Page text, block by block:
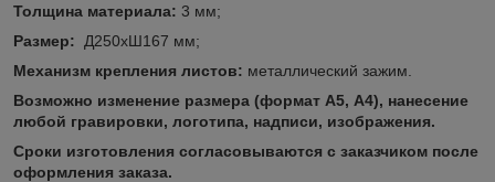
Толщина материала: 3 мм;
Размер:
Д250хШ167 мм;
Механизм крепления листов: металлический зажим.
Возможно изменение размера (формат А5, А4), нанесение
любой гравировки, логотипа, надписи, изображения.
Сроки изготовления согласовываются с заказчиком после
оформления заказа.